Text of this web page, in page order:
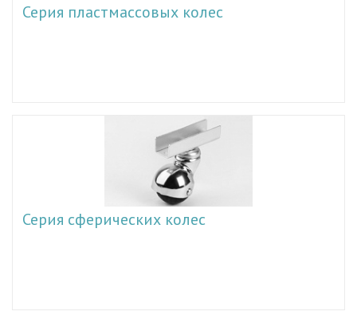
Серия пластмассовых колес
Серия сферических колес